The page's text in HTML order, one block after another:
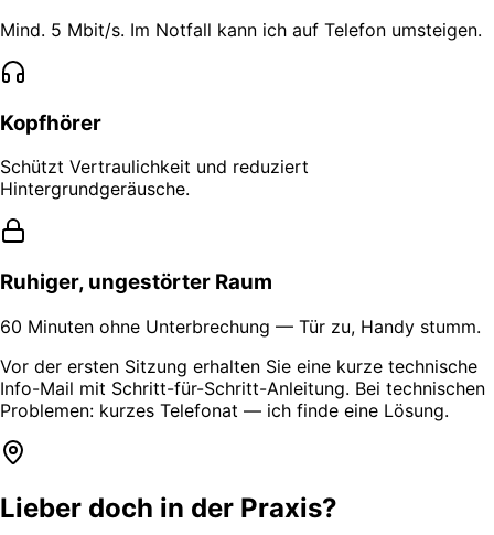
Mind. 5 Mbit/s. Im Notfall kann ich auf Telefon umsteigen.
Kopfhörer
Schützt Vertraulichkeit und reduziert
Hintergrundgeräusche.
Ruhiger, ungestörter Raum
60 Minuten ohne Unterbrechung — Tür zu, Handy stumm.
Vor der ersten Sitzung erhalten Sie eine kurze technische
Info-Mail mit Schritt-für-Schritt-Anleitung. Bei technischen
Problemen: kurzes Telefonat — ich finde eine Lösung.
Lieber doch in der Praxis?